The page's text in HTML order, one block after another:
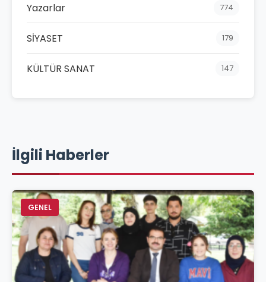
Yazarlar 774
SİYASET 179
KÜLTÜR SANAT 147
İlgili Haberler
GENEL